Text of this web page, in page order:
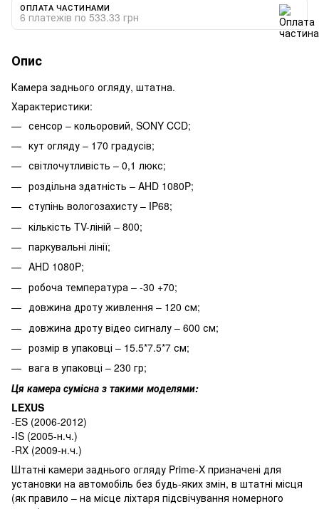
ОПЛАТА ЧАСТИНАМИ
6 платежів по 533.33 грн
Опис
Камера заднього огляду, штатна.
Характеристики:
сенсор – кольоровий, SONY CCD;
кут огляду – 170 градусів;
світлочутливість – 0,1 люкс;
роздільна здатність – AHD 1080P;
ступінь вологозахисту – IP68;
кількість TV-ліній – 800;
паркувальні лінії;
AHD 1080P;
робоча температура – -30 +70;
довжина дроту живлення – 120 см;
довжина дроту відео сигналу – 600 см;
розмір в упаковці – 15.5*7.5*7 см;
вага в упаковці – 230 гр;
Ця камера сумісна з такими моделями:
LEXUS
-ES (2006-2012)
-IS (2005-н.ч.)
-RX (2009-н.ч.)
Штатні камери заднього огляду Prime-X призначені для
установки на автомобіль без будь-яких змін, в штатні місця
(як правило – на місце ліхтаря підсвічування номерного